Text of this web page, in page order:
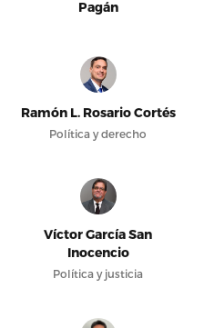
Pagán
Ramón L. Rosario Cortés
Política y derecho
Víctor García San
Inocencio
Política y justicia